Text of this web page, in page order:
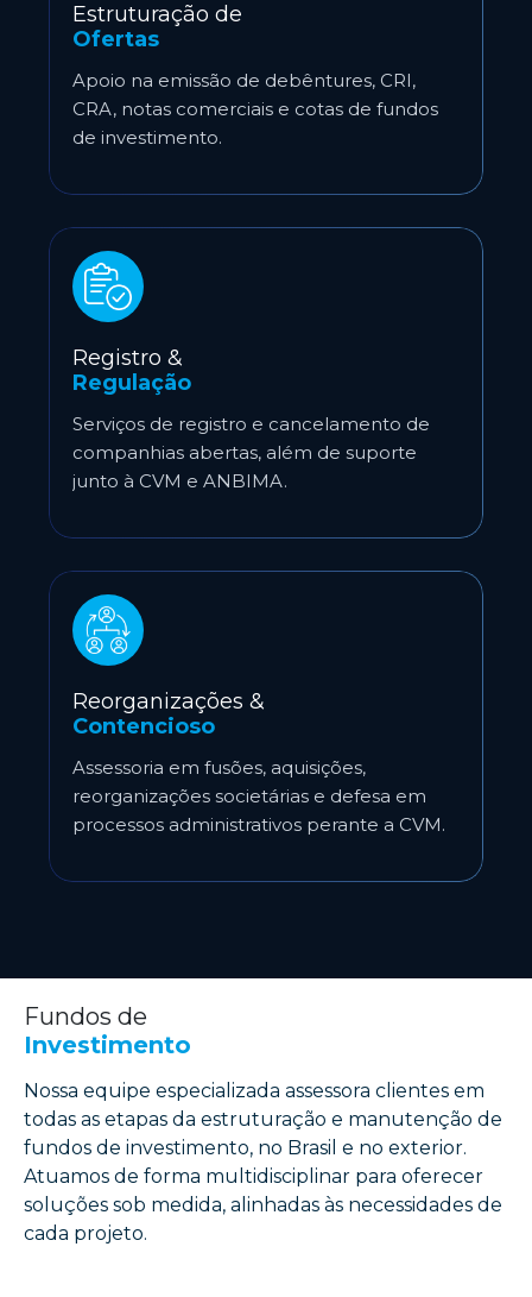
Estruturação de
Ofertas
Apoio na emissão de debêntures, CRI,
CRA, notas comerciais e cotas de fundos
de investimento.
Registro &
Regulação
Serviços de registro e cancelamento de
companhias abertas, além de suporte
junto à CVM e ANBIMA.
Reorganizações &
Contencioso
Assessoria em fusões, aquisições,
reorganizações societárias e defesa em
processos administrativos perante a CVM.
Fundos de
Investimento
Nossa equipe especializada assessora clientes em
todas as etapas da estruturação e manutenção de
fundos de investimento, no Brasil e no exterior.
Atuamos de forma multidisciplinar para oferecer
soluções sob medida, alinhadas às necessidades de
cada projeto.